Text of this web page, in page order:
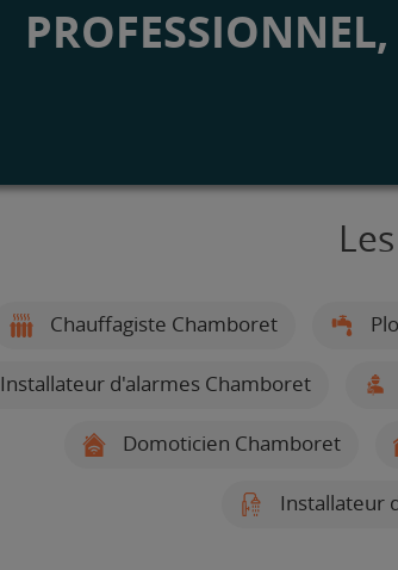
Chauffagiste Chamboret
Installateur d'alarmes Chamboret
Domoticien Chamboret
Installateur